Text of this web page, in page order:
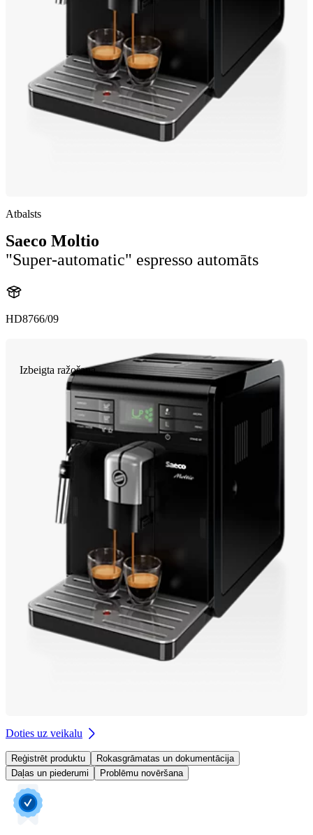
Atbalsts
Saeco Moltio
"Super-automatic" espresso automāts
HD8766/09
Izbeigta ražošana
Doties uz veikalu
Reģistrēt produktu
Rokasgrāmatas un dokumentācija
Daļas un piederumi
Problēmu novēršana